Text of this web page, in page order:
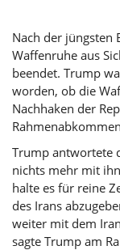
Nach der jüngsten
Waffenruhe aus
beendet. Trump
worden, ob die
Nachhaken der
Trump antwortete
nichts mehr mit
halte es für reine
des Irans
weiter mit dem
sagte Trump am